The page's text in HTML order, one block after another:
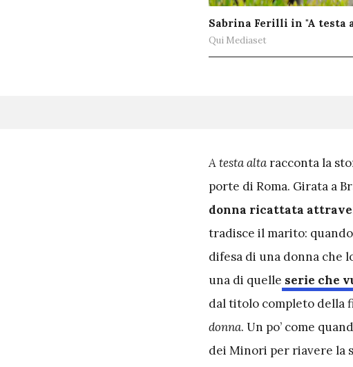
Sabrina Ferilli in "A testa
Qui Mediaset
Atesta altaracconta la
porte di Roma. Girata a
donna ricattata
tradisce il marito:
difesa di una donna che
una di quelle serie che
dal titolo completo della
donna. Un po’ come
dei Minori per riavere la